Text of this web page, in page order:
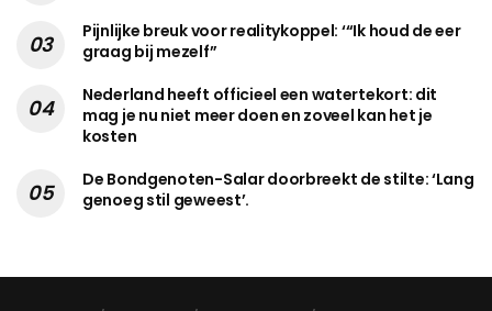
Pijnlijke breuk voor realitykoppel: ‘“Ik houd de eer
graag bij mezelf”
Nederland heeft officieel een watertekort: dit
mag je nu niet meer doen en zoveel kan het je
kosten
De Bondgenoten-Salar doorbreekt de stilte: ‘Lang
genoeg stil geweest’.